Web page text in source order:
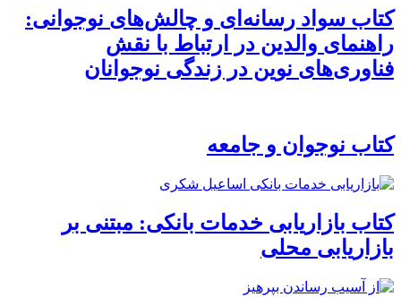
کتاب سواد رسانه‌ای و چالش‌های نوجوانی:
راهنمای والدین در ارتباط با نقش
فناوری‌های نوین در زندگی نوجوانان
کتاب نوجوان و جامعه
کتاب بازاریابی خدمات بانکی: مبتنی بر
بازاریابی محلی